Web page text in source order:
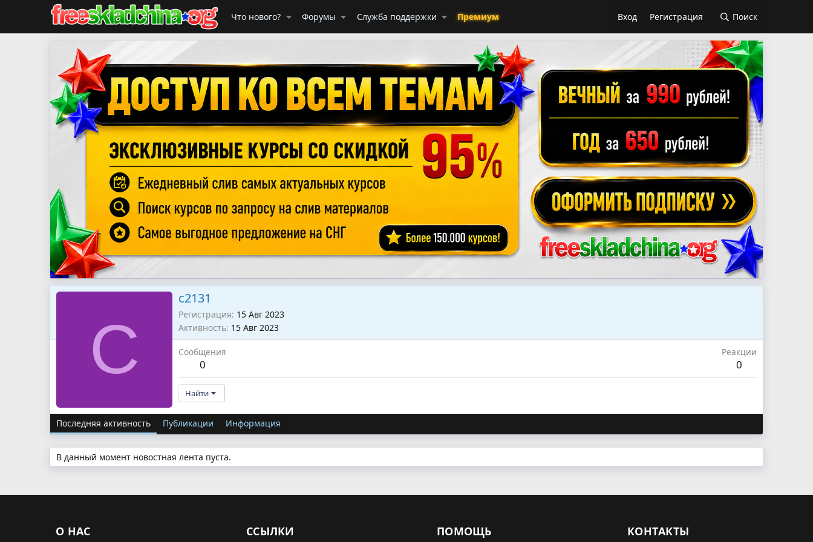
Что нового? Форумы Служба поддержки Премиум Вход Регистрация Поиск
С
с2131
Регистрация 15 Авг 2023
Активность 15 Авг 2023
Сообщения
0
Реакции
0
Найти
Последняя активность Публикации Информация
В данный момент новостная лента пуста.
О НАС ССЫЛКИ ПОМОЩЬ КОНТАКТЫ